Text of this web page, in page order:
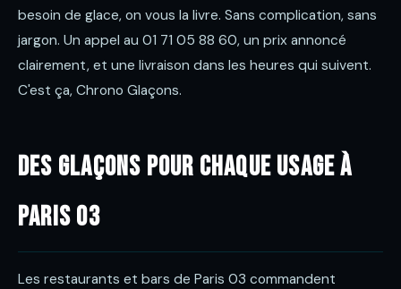
besoin de glace, on vous la livre. Sans complication, sans
jargon. Un appel au 01 71 05 88 60, un prix annoncé
clairement, et une livraison dans les heures qui suivent.
C'est ça, Chrono Glaçons.
Des glaçons pour chaque usage à
Paris 03
Les restaurants et bars de Paris 03 commandent